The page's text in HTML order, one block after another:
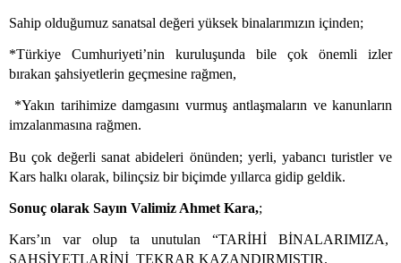
Sahip olduğumuz sanatsal değeri yüksek binalarımızın içinden;
*Türkiye Cumhuriyeti’nin kuruluşunda bile çok önemli izler
bırakan şahsiyetlerin geçmesine rağmen,
*Yakın tarihimize damgasını vurmuş antlaşmaların ve kanunların
imzalanmasına rağmen.
Bu çok değerli sanat abideleri önünden; yerli, yabancı turistler ve
Kars halkı olarak, bilinçsiz bir biçimde yıllarca gidip geldik.
Sonuç olarak Sayın Valimiz Ahmet Kara,;
Kars’ın var olup ta unutulan “TARİHİ BİNALARIMIZA,
ŞAHSİYETLARİNİ TEKRAR KAZANDIRMIŞTIR.